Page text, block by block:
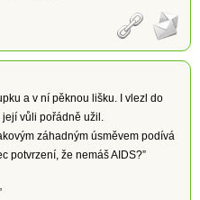
a v ní pěknou lišku. I vlezl do
její vůli pořádně užil.
záhadným úsměvem podívá
potvrzení, že nemáš AIDS?”